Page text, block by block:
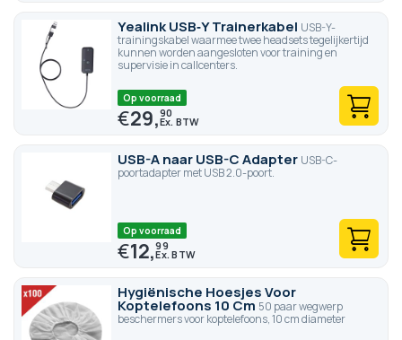
Yealink USB‑Y Trainerkabel USB-Y-
trainingskabel waarmee twee headsets tegelijkertijd
kunnen worden aangesloten voor training en
supervisie in callcenters.
Op voorraad
€29,90
USB-A naar USB-C Adapter USB-C-
poortadapter met USB 2.0-poort.
Op voorraad
€12,99
Hygiënische Hoesjes Voor
Koptelefoons 10 Cm 50 paar wegwerp
beschermers voor koptelefoons, 10 cm diameter